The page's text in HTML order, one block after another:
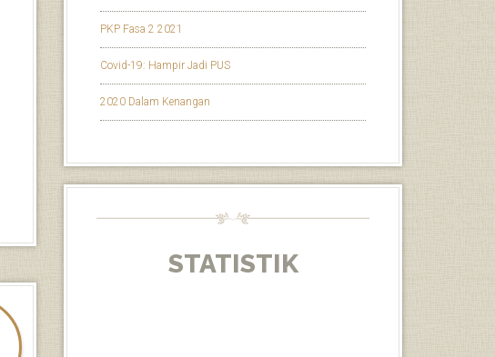
PKP Fasa 2 2021
Covid-19: Hampir Jadi PUS
2020 Dalam Kenangan
STATISTIK